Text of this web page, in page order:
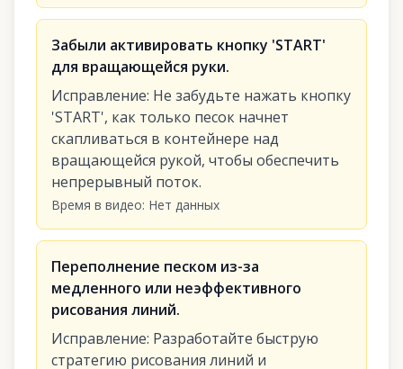
Забыли активировать кнопку 'START'
для вращающейся руки.
Исправление: Не забудьте нажать кнопку
'START', как только песок начнет
скапливаться в контейнере над
вращающейся рукой, чтобы обеспечить
непрерывный поток.
Время в видео: Нет данных
Переполнение песком из-за
медленного или неэффективного
рисования линий.
Исправление: Разработайте быструю
стратегию рисования линий и